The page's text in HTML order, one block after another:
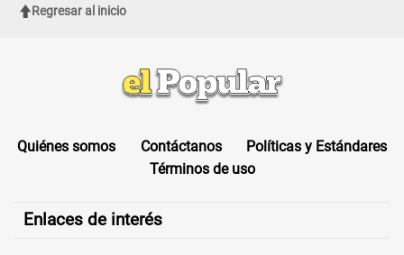
Regresar al inicio
Quiénes somos Contáctanos
Políticas y Estándares
Términos de uso
Enlaces de interés